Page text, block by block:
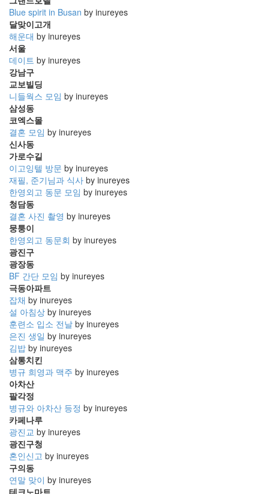
Blue spirit in Busan by inureyes
달맞이고개
해운대 by inureyes
서울
데이트 by inureyes
강남구
교보빌딩
니들웍스 모임 by inureyes
삼성동
코엑스몰
결혼 모임 by inureyes
신사동
가로수길
이고잉텔 방문 by inureyes
재필, 준기님과 식사 by inureyes
한영외고 동문 모임 by inureyes
청담동
결혼 사진 촬영 by inureyes
뭉퉁이
한영외고 동문회 by inureyes
광진구
광장동
BF 간단 모임 by inureyes
극동아파트
잡채 by inureyes
설 아침상 by inureyes
훈련소 입소 전날 by inureyes
은진 생일 by inureyes
김밥 by inureyes
삼통치킨
병규 희영과 맥주 by inureyes
아차산
팔각정
병규와 아차산 등정 by inureyes
카페나루
광진교 by inureyes
광진구청
혼인신고 by inureyes
구의동
연말 맞이 by inureyes
테크노마트